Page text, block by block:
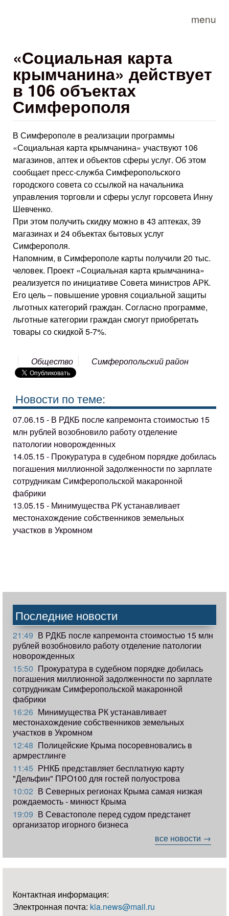
menu
«Социальная карта
крымчанина» действует
в 106 объектах
Симферополя
В Симферополе в реализации программы
«Социальная карта крымчанина» участвуют 106
магазинов, аптек и объектов сферы услуг. Об этом
сообщает пресс-служба Симферопольского
городского совета со ссылкой на начальника
управления торговли и сферы услуг горсовета Инну
Шевченко.
При этом получить скидку можно в 43 аптеках, 39
магазинах и 24 объектах бытовых услуг
Симферополя.
Напомним, в Симферополе карты получили 20 тыс.
человек. Проект «Социальная карта крымчанина»
реализуется по инициативе Совета министров АРК.
Его цель – повышение уровня социальной защиты
льготных категорий граждан. Согласно программе,
льготные категории граждан смогут приобретать
товары со скидкой 5-7%.
Общество Симферопольский район
Новости по теме:
07.06.15 - В РДКБ после капремонта стоимостью 15
млн рублей возобновило работу отделение
патологии новорожденных
14.05.15 - Прокуратура в судебном порядке добилась
погашения миллионной задолженности по зарплате
сотрудникам Симферопольской макаронной
фабрики
13.05.15 - Минимущества РК устанавливает
местонахождение собственников земельных
участков в Укромном
Последние новости
21:49 В РДКБ после капремонта стоимостью 15 млн
рублей возобновило работу отделение патологии
новорожденных
15:50 Прокуратура в судебном порядке добилась
погашения миллионной задолженности по зарплате
сотрудникам Симферопольской макаронной
фабрики
16:26 Минимущества РК устанавливает
местонахождение собственников земельных
участков в Укромном
12:48 Полицейские Крыма посоревновались в
армрестлинге
11:45 РНКБ представляет бесплатную карту
"Дельфин" ПРО100 для гостей полуострова
10:02 В Северных регионах Крыма самая низкая
рождаемость - минюст Крыма
19:09 В Севастополе перед судом предстанет
организатор игорного бизнеса
все новости →
Контактная информация:
Электронная почта: kia.news@mail.ru